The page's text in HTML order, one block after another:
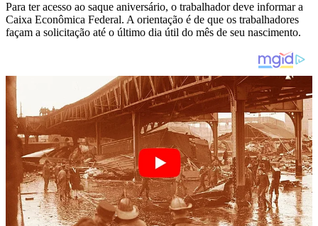
Para ter acesso ao saque aniversário, o trabalhador deve informar a
Caixa Econômica Federal. A orientação é de que os trabalhadores
façam a solicitação até o último dia útil do mês de seu nascimento.